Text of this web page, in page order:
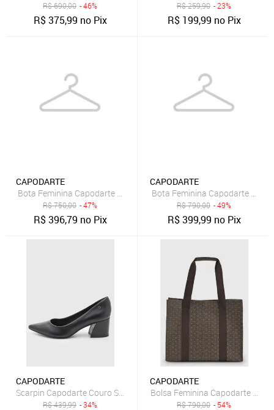
R$690,00 - 46%
R$375,99 no Pix
R$259,90 - 23%
R$ 199,99 no Pix
CAPODARTE
Bota Feminina Capodarte Couro Cano Médio Preta
R$750,00 - 47%
R$396,79 no Pix
CAPODARTE
Bota Feminina Capodarte Salto
R$790,00 - 49%
R$399,99 no Pix
CAPODARTE
Scarpin Capodarte Couro Salto Médio Preto
R$439,99 - 34%
CAPODARTE
Bolsa Feminina Capodarte
R$790,00 - 54%